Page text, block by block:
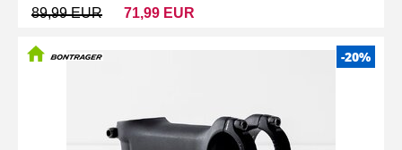
89,99 EUR 71,99 EUR
-20%